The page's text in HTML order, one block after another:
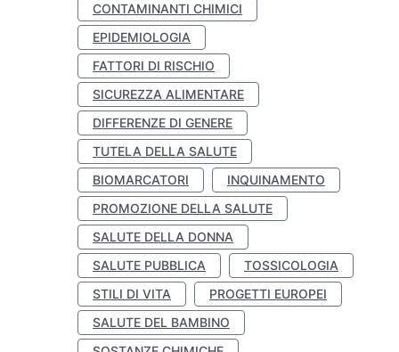
CONTAMINANTI CHIMICI
EPIDEMIOLOGIA
FATTORI DI RISCHIO
SICUREZZA ALIMENTARE
DIFFERENZE DI GENERE
TUTELA DELLA SALUTE
BIOMARCATORI
INQUINAMENTO
PROMOZIONE DELLA SALUTE
SALUTE DELLA DONNA
SALUTE PUBBLICA
TOSSICOLOGIA
STILI DI VITA
PROGETTI EUROPEI
SALUTE DEL BAMBINO